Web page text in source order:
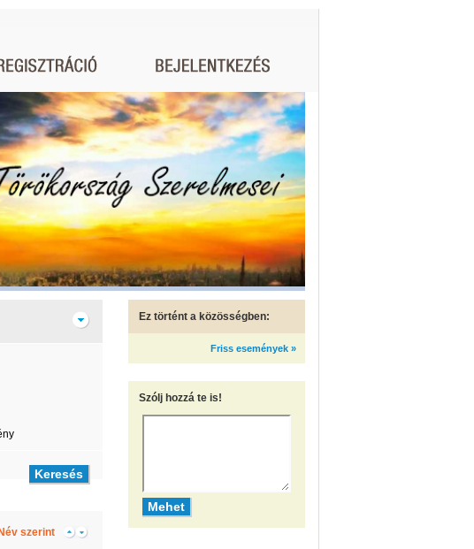
Név szerint
Ez történt a közösségben:
Friss események »
Szólj hozzá te is!